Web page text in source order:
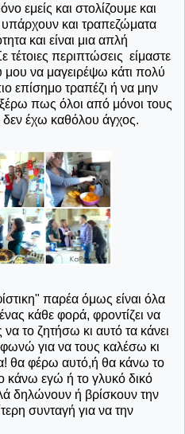
εμείς και στολίζουμε και
και τραπεζώματα
και είναι μια απλή
περιπτώσεις είμαστε
να μαγειρέψω κάτι πολύ
επίσημο τραπέζι ή να μην
πως όλοι από μόνοι τους
έχω καθόλου άγχος.
παρέα όμως είναι όλα
κάθε φορά, φροντίζει να
το ζητήσω κι αυτό τα κάνει
για να τους καλέσω κι
θα φέρω αυτό,ή θα κάνω το
κάνω εγώ ή το γλυκό δικό
δηλώνουν ή βρίσκουν την
συνταγή για να την